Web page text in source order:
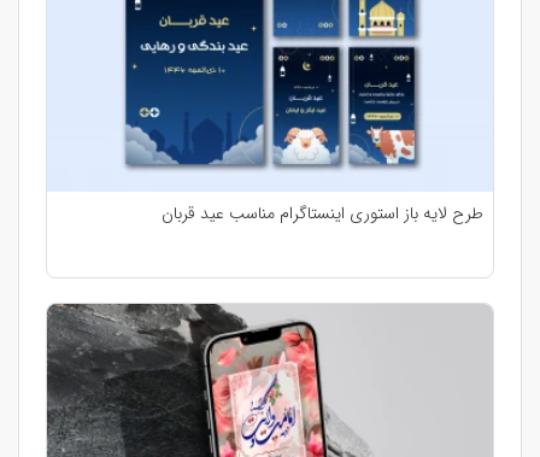
طرح لایه باز استوری اینستاگرام مناسب عید قربان